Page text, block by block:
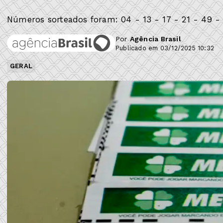
Números sorteados foram: 04 - 13 - 17 - 21 - 49 -
PorAgência Brasil
Publicado em 03/12/2025 10:32
GERAL